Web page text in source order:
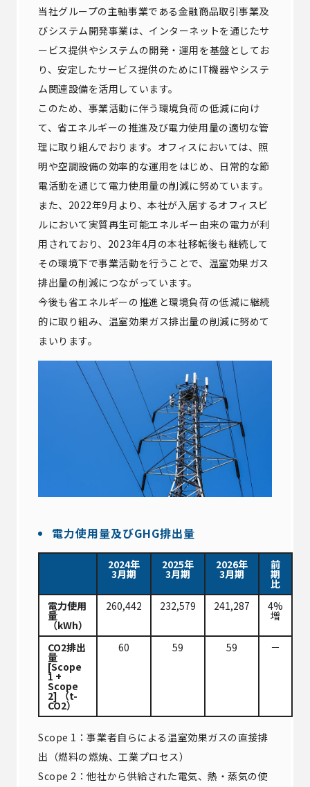
当社グループの主軸事業である金融商品取引事業及
びシステム開発事業は、インターネットを通じたサ
ービス提供やシステムの開発・運用を基盤としてお
り、安定したサービス提供のためにIT機器やシステ
ム関連設備を活用しています。
このため、事業活動に伴う環境負荷の低減に向け
て、省エネルギーの推進及び電力使用量の適切な管
理に取り組んでおります。オフィスにおいては、照
明や空調設備の効率的な運用をはじめ、日常的な節
電活動を通じて電力使用量の削減に努めています。
また、2022年9月より、本社が入居するオフィスビ
ルにおいて実質再生可能エネルギー由来の電力が利
用されており、2023年4月の本社移転後も継続して
その環境下で事業活動を行うことで、温室効果ガス
排出量の削減につながっています。
今後も省エネルギーの推進と環境負荷の低減に継続
的に取り組み、温室効果ガス排出量の削減に努めて
まいります。
電力使用量及びGHG排出量
2024年
3月期
2025年
3月期
2026年
3月期
前
期
比
電力使用
量
（kWh）
260,442 232,579 241,287 4%
増
CO2排出
量
[Scope
1 +
Scope
2] （t-
CO2）
60 59 59 －
Scope 1：事業者自らによる温室効果ガスの直接排
出（燃料の燃焼、工業プロセス）
Scope 2：他社から供給された電気、熱・蒸気の使